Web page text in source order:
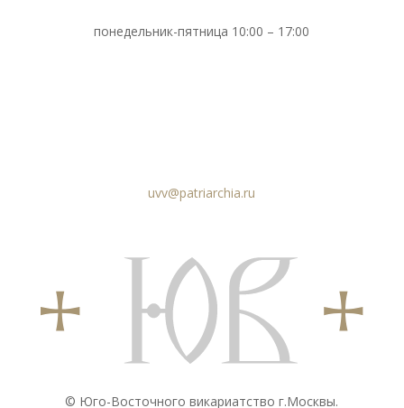
понедельник-пятница 10:00 – 17:00
uvv@patriarchia.ru
© Юго-Восточного викариатствo г.Москвы.